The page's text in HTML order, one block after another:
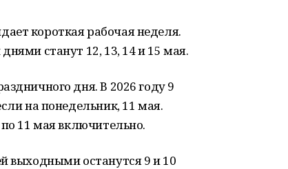
короткая рабочая неделя.
станут 12, 13, 14 и 15 мая.
дня. В 2026 году 9
на понедельник, 11 мая.
11 мая включительно.
выходными останутся 9 и 10